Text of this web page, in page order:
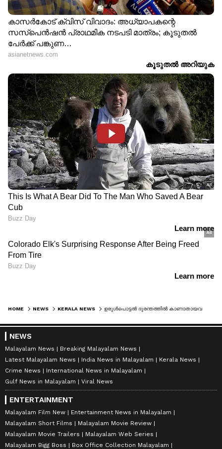
HOME NEWS KERALA NEWS
NEWS
Malayalam News
Breaking Malayalam News
Latest Malayalam News
India News in Malayalam
Kerala News
Crime News
International News in Malayalam
Gulf News in Malayalam
Viral News
ENTERTAINMENT
Malayalam Film New
Entertainment News in Malayalam
Malayalam Short Films
Malayalam Movie Review
Malayalam Movie Trailers
Malayalam Web Series
Malayalam Bigg Boss
Box Office Collection Malayalam